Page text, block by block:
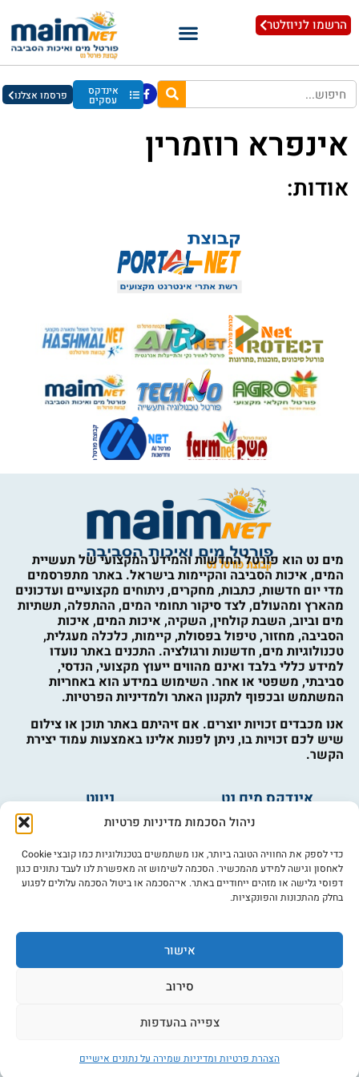
ניהול הסכמות מדיניות פרטיות
כדי לספק את החוויה הטובה ביותר, אנו משתמשים בטכנולוגיות כמו קובצי Cookie
לאחסון וגישה למידע מהמכשיר. הסכמה לשימוש זה מאפשרת לנו לעבד נתונים כגון
דפוסי גלישה או מזהים ייחודיים באתר. אי־הסכמה או ביטול הסכמה עלולים לפגוע
בחלק מהתכונות והפונקציות.
אישור
סירוב
צפייה בהעדפות
הצהרת פרטיות ומדיניות שמירה על נתונים אישיים
הרשמו לניוזלטר
אינדקס
עסקים פרסמו אצלנו
אינפרא רוזמרין
אודות:
מים נט הוא פורטל החדשות והמידע המקצועי של תעשיית
המים, איכות הסביבה והקיימות בישראל. באתר מתפרסמים
מדי יום חדשות, כתבות, מחקרים, ניתוחים מקצועיים ועדכונים
מהארץ ומהעולם, לצד סיקור תחומי המים, ההתפלה, תשתיות
מים וביוב, השבת קולחין, השקיה, איכות המים, איכות
הסביבה, מחזור, טיפול בפסולת, קיימות, כלכלה מעגלית,
טכנולוגיות מים, חדשנות ורגולציה. התכנים באתר נועדו
למידע כללי בלבד ואינם מהווים ייעוץ מקצועי, הנדסי,
סביבתי, משפטי או אחר. השימוש במידע הוא באחריות
המשתמש ובכפוף לתקנון האתר ולמדיניות הפרטיות.
אנו מכבדים זכויות יוצרים. אם זיהיתם באתר תוכן או צילום
שיש לכם זכויות בו, ניתן לפנות אלינו באמצעות עמוד יצירת
הקשר.
אינדקס מים נט
מים ובריאות
פורום מים
ניווט
אינדקס עסקים
צרו קשר
מי אנחנו
הרשמה לניוזלטר
פרסמו אצלנו
הצהרת נגישות
©כל הזכויות שמורות למים נט (נוסד בשנת 2007) אתר: דיביין